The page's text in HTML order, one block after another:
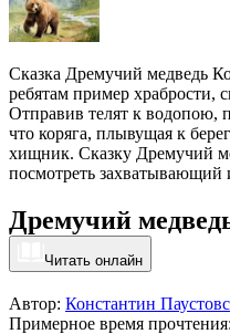
Сказка Дремучий медведь
ребятам пример храбрости,
Отправив телят к водопою,
что коряга, плывущая к
хищник. Сказку Дремучий
посмотреть
Дремучий
Читать онлайн
Автор: Константин
Примерное время